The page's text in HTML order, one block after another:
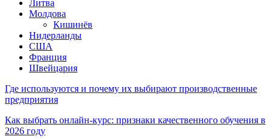
Литва
Молдова
Кишинёв
Нидерланды
США
Франция
Швейцария
Где используются и почему их выбирают производственные
предприятия
Как выбрать онлайн-курс: признаки качественного обучения в
2026 году